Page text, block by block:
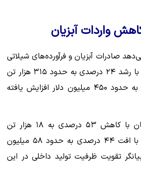
واردات آبزیان
صادرات آبزیان و فرآورده‌های شیلاتی
در ۱۰ ماهه سال ۱۴۰۴ با رشد ۲۴ درصدی به حدود ۳۱۵ هزار تن
رسیده و ارزش آن نیز به حدود ۴۵۰ میلیون دلار افزایش یافته
در مقابل، واردات آبزیان با کاهش ۵۳ درصدی به ۱۸ هزار تن
رسیده و ارزش آن نیز با افت ۴۴ درصدی به حدود ۵۸ میلیون
تقویت ظرفیت تولید داخلی در این